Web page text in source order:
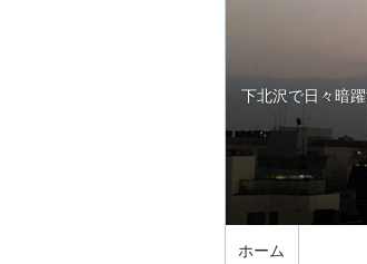
下北沢で日々暗
ホーム